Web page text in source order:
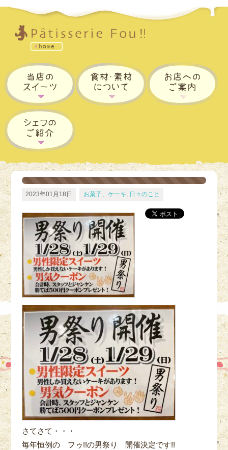
2023年01月18日 お菓子、ケーキ, 日々のこと
さてさて・・・
毎年恒例の フゥ!!の男祭り 開催決定です!!